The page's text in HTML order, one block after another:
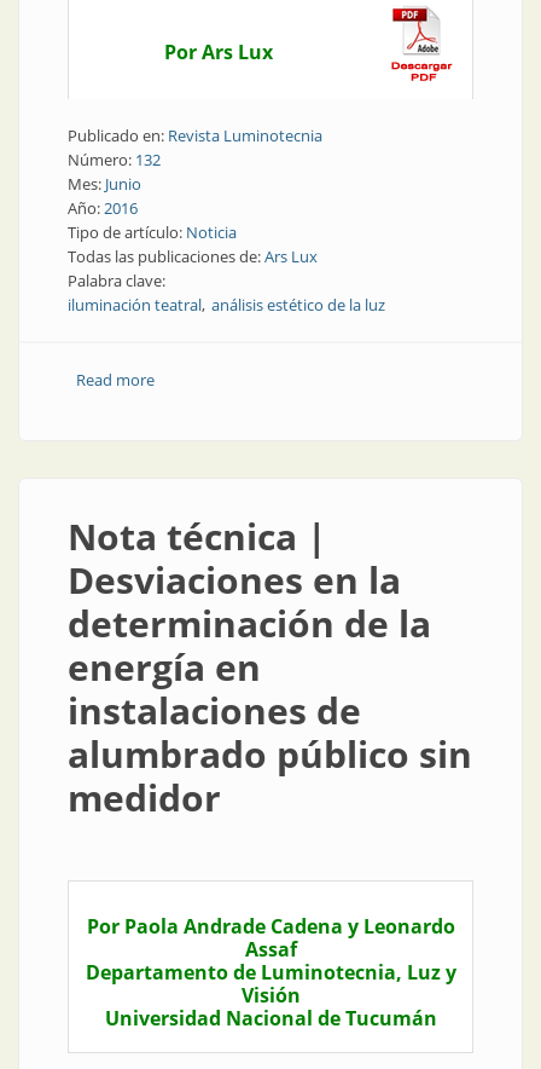
Por Ars Lux
Publicado en: Revista Luminotecnia
Número: 132
Mes: Junio
Año:2016
Tipo de artículo: Noticia
Todas las publicaciones de:Ars Lux
Palabra clave:
iluminación teatral análisis estético de la luz
Read moreabout Noticia | Nuevo libro: la luz sale a escena
Nota técnica |
Desviaciones en la
determinación de la
energía en
instalaciones de
alumbrado público sin
medidor
Por Paola Andrade Cadena y Leonardo
Assaf
Departamento de Luminotecnia, Luz y
Visión
Universidad Nacional de Tucumán